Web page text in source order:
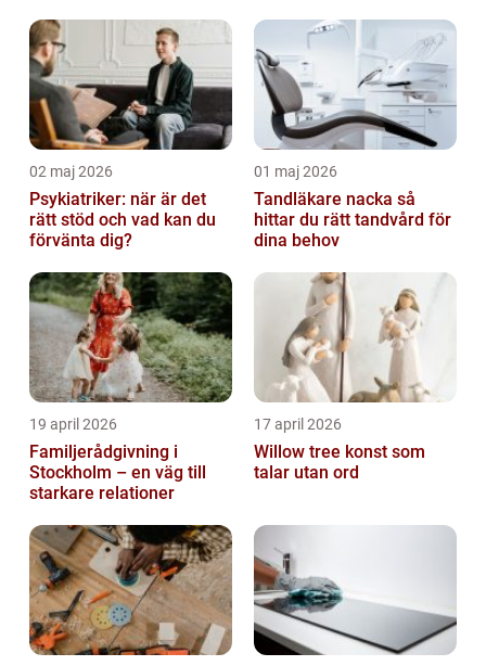
02 maj 2026
Psykiatriker: när är det
rätt stöd och vad kan du
förvänta dig?
01 maj 2026
Tandläkare nacka så
hittar du rätt tandvård för
dina behov
19 april 2026
Familjerådgivning i
Stockholm – en väg till
starkare relationer
17 april 2026
Willow tree konst som
talar utan ord